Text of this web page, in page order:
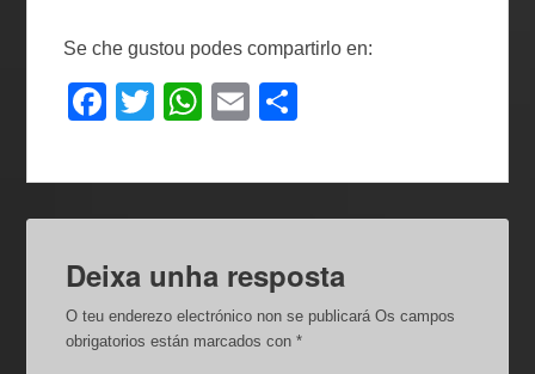
Se che gustou podes compartirlo en:
F
c
e
b
o
o
T
tt
er
W
at
s
p
p
E
ail m
p
tir
Deixa unha resposta
O teu enderezo electrónico non se publicará Os campos
obrigatorios están marcados con*